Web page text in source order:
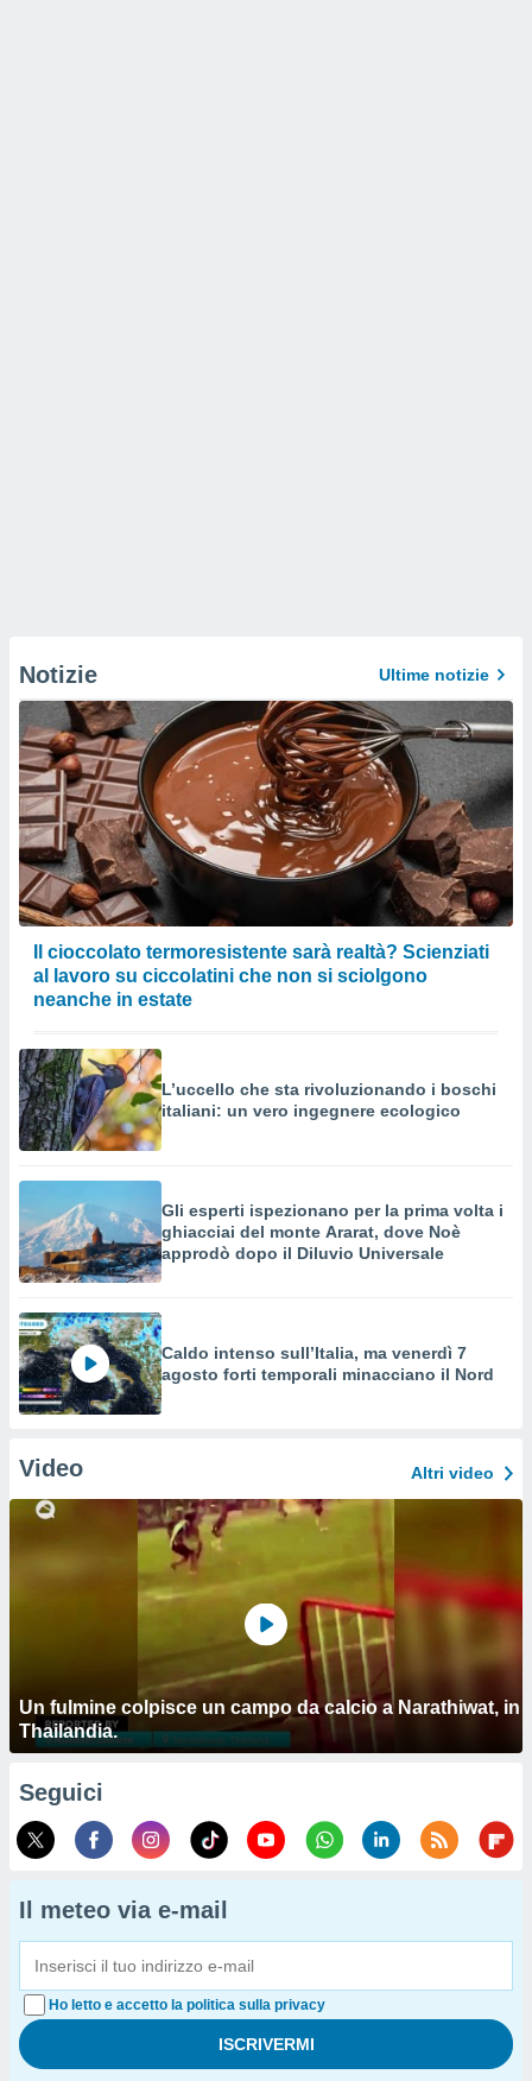
Notizie Ultime notizie
Il cioccolato termoresistente sarà realtà? Scienziati
al lavoro su ciccolatini che non si sciolgono
neanche in estate
L’uccello che sta rivoluzionando i boschi
italiani: un vero ingegnere ecologico
Gli esperti ispezionano per la prima volta i
ghiacciai del monte Ararat, dove Noè
approdò dopo il Diluvio Universale
Caldo intenso sull’Italia, ma venerdì 7
agosto forti temporali minacciano il Nord
Video Altri video
Un fulmine colpisce un campo da calcio a Narathiwat, in
Thailandia.
Seguici
Il meteo via e-mail
Ho letto e accetto la politica sulla privacy